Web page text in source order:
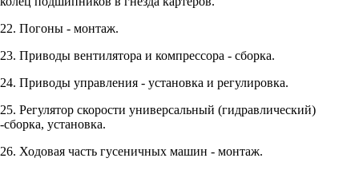
22. Погоны - монтаж.
23. Приводы вентилятора и компрессора - сборка.
24. Приводы управления - установка и регулировка.
25. Регулятор скорости универсальный (гидравлический)
-сборка, установка.
26. Ходовая часть гусеничных машин - монтаж.